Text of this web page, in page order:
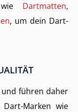
Dartmatten,
, um dein Dart-
führen daher
Marken wie